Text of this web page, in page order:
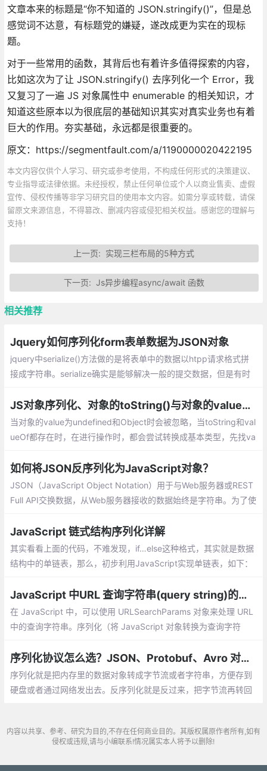
文章本来的标题是“你不知道的 JSON.stringify()”，但是总
感觉词不达意，有标题党的嫌疑，遂改成更为实在的现标
题。
对于一些常用的函数，其背后也有着许多值得探索的内容，
比如这次为了让 JSON.stringify() 去序列化一个 Error，我
又复习了一遍 JS 对象属性中 enumerable 的相关知识，才
知道这些原本以为很底层的基础知识其实对真实业务也有着
巨大的作用。夯实基础，永远都是很重要的。
原文：https://segmentfault.com/a/1190000020422195
本文内容仅供个人学习、研究或参考使用，不构成任何形式的决策建议、
专业指导或法律依据。未经授权，禁止任何单位或个人以商业售卖、虚假
宣传、侵权传播等非学习研究目的使用本文内容。如需分享或转载，请保
留原文来源信息，不得篡改、删减内容或侵犯相关权益。感谢您的理解与
支持！
上一页: 实现三栏布局的5种方式
下一页: Js异步编程async/await 函数
相关推荐
Jquery如何序列化form表单数据为JSON对象
jquery中serialize()方法做的是将表单中的数据以htpp请求格式拼
接成字符串。serialize确实是能够解决一般的提交数据，但是有时
时设置查询条件参数，就需要object对象）。
JS对象序列化、对象的toString()与对象的valueOf()
当对象的value为undefined和Object时会被忽略，当toString和val
ueOf都存在时，在进行操作时，都会尝试转换成基本类型，先找va
象的话，就去找toString,如果也返回Object，就会报错
如何将JSON反序列化为JavaScript对象？
JSON（JavaScript Object Notation）用于与Web服务器或REST
Full API交换数据，从Web服务器接收的数据始终是字符串。为了使
vaScript对象或对象数组。
JavaScript 链式结构序列化详解
其实看看上面的代码，不难发现，if…else这种格式，其实就是数据
结构中的单链表，那么，初步利用JavaScript实现单链表，如下：
JavaScript 中URL 查询字符串(query string)的序列与反序列化
在 JavaScript 中，可以使用 URLSearchParams 对象来处理 URL
中的查询字符串。序列化（将 JavaScript 对象转换为查询字符
序列化协议怎么选？JSON、Protobuf、Avro 对比分析
序列化就是把内存里的数据对象转成字节流或者字符串，方便存到
硬盘或者通过网络发出去。反序列化就是反过来，把字节流再转回
内容以共享、参考、研究为目的,不存在任何商业目的。其版权属原作者所有,如有
侵权或违规,请与小编联系!情况属实本人将予以删除!